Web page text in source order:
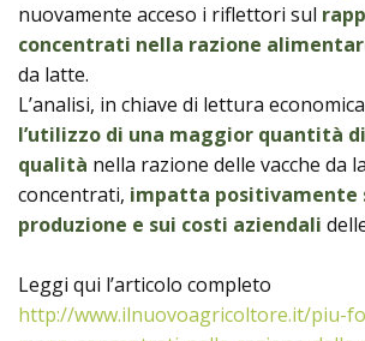
nuovamente acceso i riflettori sul
concentrati nella razione
da latte.
L’analisi, in chiave di lettura
l’utilizzo di una maggior quantità
qualità nella razione delle vacche da
concentrati, impatta positivamente
produzione e sui costi aziendali
Leggi qui l’articolo completo
http://www.ilnuovoagricoltore.it/piu-